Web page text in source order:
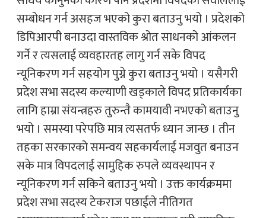
सम्बोधन गर्न असहज भएको कुरा बताउनु भयो । प्रदेशको
डिपिआरपी बनाउदा वास्तविक श्रोत साधनको आंकलन
गर्ने र त्यसलाई व्यवहारतह लागु गर्न सके विपद
न्यूनिकरण गर्न सहयोग पुग्ने कुरा बताउनु भयो । यसैगरी
प्रदेश सभा सदस्य कल्याणी खड्काले विपद प्रतिकार्यका
लागि हाम्रा संयन्त्रहरु तुरुन्तै कामयावी नभएको बताउनु
भयो । समस्या परेपछि मात्र त्यसतर्फ ध्यान जान्छ । तीन
तहका सरकारको समन्वय सहकार्यलाई मजवुत बनाउन
सके मात्र विपदलाई सामुहिक रुपले व्यवस्थापन र
न्यूनिकरण गर्न सकिने बताउनु भयो । उक्त कार्यक्रममा
प्रदेश सभा सदस्य टेकराज पछाईले नीतिगत